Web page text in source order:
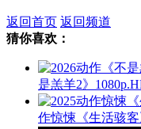
返回首页 返回频道
猜你喜欢：
是羔羊2》
作惊悚《生活骇